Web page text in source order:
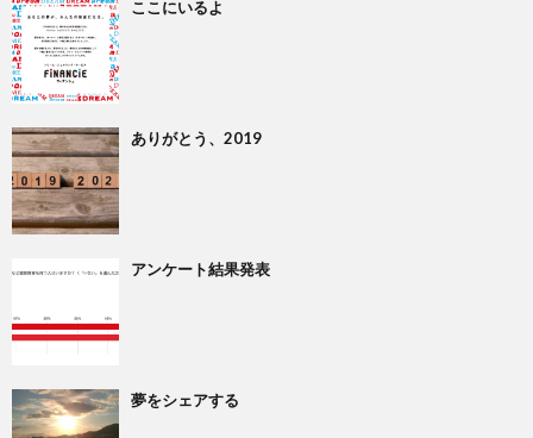
ここにいるよ
ありがとう、2019
アンケート結果発表
夢をシェアする